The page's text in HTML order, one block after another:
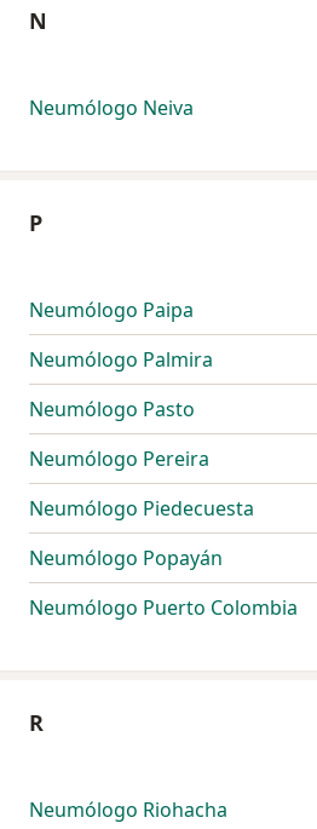
N
Neumólogo Neiva
P
Neumólogo Paipa
Neumólogo Palmira
Neumólogo Pasto
Neumólogo Pereira
Neumólogo Piedecuesta
Neumólogo Popayán
Neumólogo Puerto Colombia
R
Neumólogo Riohacha